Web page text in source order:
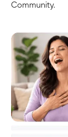
Community.